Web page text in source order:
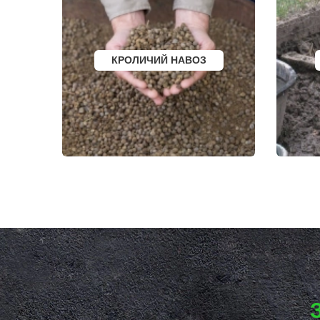
КОЛЮБАКИНО
КОММУНАРКА
КОНСТАНТИНОВО
КОРЕНЕВО
КОРОЛЕВ
КОСИНО
КОТЕЛЬНИКИ
КРАСКОВО
КРАСНАЯ ПАХРА
КРАСНОАРМЕЙСК
КРАСНОГОРСК
КРАСНОЗАВОДСК
КРАСНОЗНАМЕНСК
ЛЕТОВО
ЛИКИНО-ДУЛЕВО
ЛОБАНОВО
ЛОБНЯ
ЛОПАТИНСКИЙ
ЛОСИНО-ПЕТРОВСКИЙ
ЛОТОШИНО
ЛУКИНО
ХОРЛОВО
ХОТЬКОВО
ЧЕРЕПОВО
ЧЕРКИЗОВО
ЧЕРНОЕ
ЧЕРУСТИ
ЧЕХОВ
ШАРАПОВО
ШАТУРА
ШАТУРТОРФ
ЮПИТЕР
ЯХРОМА
АНАПА
КРАСНОДАР
КРОЛИЧИЙ НАВОЗ